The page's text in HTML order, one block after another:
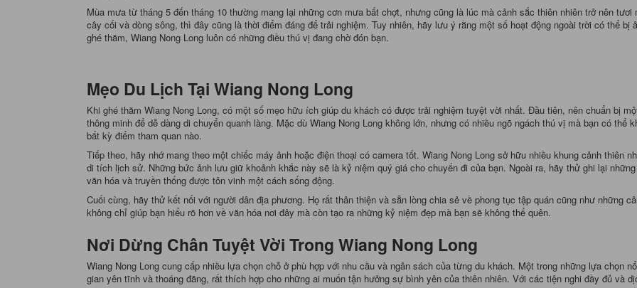
Mùa mưa từ tháng 5 đến tháng 10 thường mang lại những cơn mưa bất chợt, nhưng cũng là lúc mà cảnh sắc thiên nhiên trở nên
cây cối và dòng sông, thì đây cũng là thời điểm đáng để trải nghiệm. Tuy nhiên, hãy lưu ý rằng một số hoạt động ngoài trời có thể bị
ghé thăm, Wiang Nong Long luôn có những điều thú vị đang chờ đón bạn.
Mẹo Du Lịch Tại Wiang Nong Long
Khi ghé thăm Wiang Nong Long, có một số mẹo hữu ích giúp du khách có được trải nghiệm tuyệt vời nhất. Đầu tiên, nên chuẩn bị
thông minh để dễ dàng di chuyển quanh làng. Mặc dù Wiang Nong Long không lớn, nhưng có nhiều ngõ ngách thú vị mà bạn có thể
bất kỳ điểm tham quan nào.
Tiếp theo, hãy nhớ mang theo một chiếc máy ảnh hoặc điện thoại có camera tốt. Wiang Nong Long sở hữu nhiều khung cảnh thiên
di tích lịch sử. Những bức ảnh lưu giữ khoảnh khắc này sẽ là kỷ niệm quý giá cho chuyến đi của bạn. Ngoài ra, hãy thử ghi lại
văn hóa và truyền thống được tôn vinh một cách sống động.
Cuối cùng, hãy thử kết nối với người dân địa phương. Họ rất thân thiện và sẵn lòng chia sẻ về phong tục tập quán cũng như những
không chỉ giúp bạn hiểu rõ hơn về văn hóa nơi đây mà còn tạo ra những kỷ niệm đẹp mà bạn sẽ không thể quên.
Nơi Dừng Chân Tuyệt Vời Trong Wiang Nong Long
Wiang Nong Long cung cấp nhiều lựa chọn chỗ ở phù hợp với nhu cầu và ngân sách của từng du khách. Một trong những lựa chọn
gian yên tĩnh và thoáng đãng, rất thích hợp cho những ai muốn tận hưởng sự bình yên của thiên nhiên. Với các tiện nghi đầy đủ và